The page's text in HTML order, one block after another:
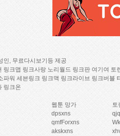
인, 무료다시보기등 제공
링크맵 링크사랑 노리월드 링크판 여기여
파워 세븐링크 링크맥 링크라이브 링크버
링크온
웹툰 망가
dpsxns
qmfForxns
akskxns
토